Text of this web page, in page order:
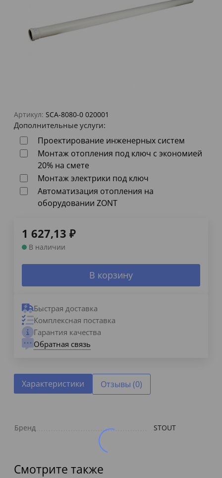
Артикул: SCA-8080-0 020001
Дополнительные услуги:
Проектирование инженерных систем
Монтаж отопления под ключ с экономией
20% на смете
Монтаж электрики под ключ
Автоматизация отопления на
оборудовании ZONT
1 627,13 ₽
В наличии
В корзину
Быстрая доставка
Комплексная поставка
Гарантия качества
Обратная связь
Характеристики Отзывы (0)
Бренд STOUT
Смотрите также